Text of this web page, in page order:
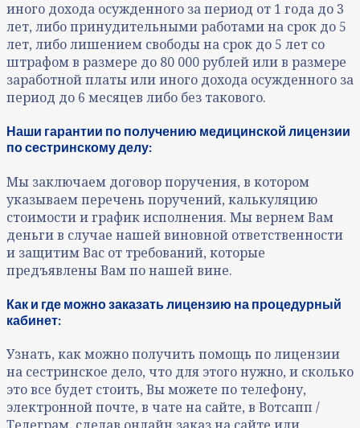
иного дохода осужденного за период от 1 года до 3
лет, либо принудительными работами на срок до 5
лет, либо лишением свободы на срок до 5 лет со
штрафом в размере до 80 000 рублей или в размере
заработной платы или иного дохода осужденного за
период до 6 месяцев либо без такового.
Наши гарантии по получению медицинской лицензии
по сестринскому делу:
Мы заключаем договор поручения, в котором
указываем перечень поручений, калькуляцию
стоимости и график исполнения. Мы вернем Вам
деньги в случае нашей виновной ответственности
и защитим Вас от требований, которые
предъявлены Вам по нашей вине.
Как и где можно заказать лицензию на процедурный
кабинет:
Узнать, как можно получить помощь по лицензии
на сестринское дело, что для этого нужно, и сколько
это все будет стоить, Вы можете по телефону,
электронной почте, в чате на сайте, в Вотсапп /